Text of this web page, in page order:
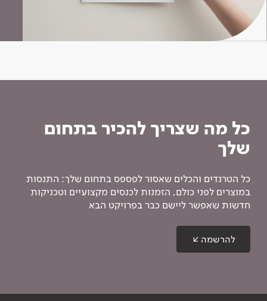
כל מה שצריך להכיר בתחום
שלך
כל הטרנדים והכלים שאסור לפספס בתחום שלך: התנסות
במוצרים לפני כולם, הזמנות לכנסים מקצועיים וטכניקות
חדשות שאפשר ליישם כבר בפרויקט הבא
להרשמה